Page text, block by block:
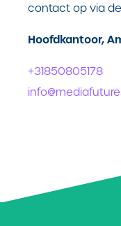
contact op via
Hoofdkantoor,
+31850805178